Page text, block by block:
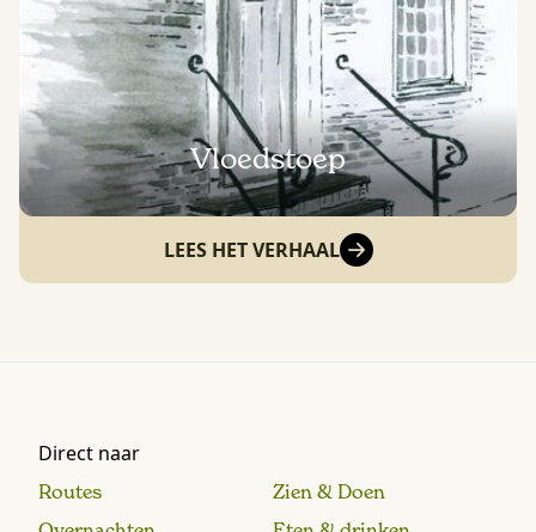
Vloedstoep
LEES HET VERHAAL
Direct naar
Routes
Zien & Doen